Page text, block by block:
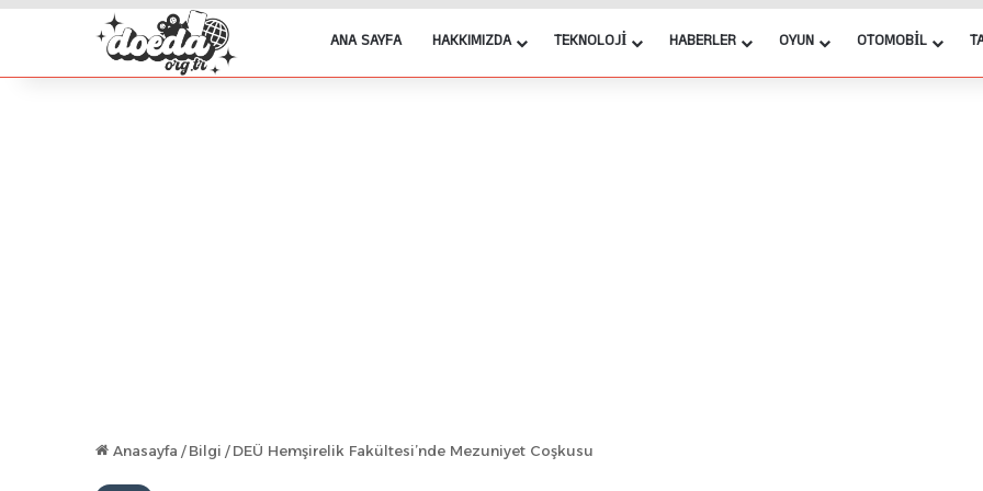
ANA SAYFA HAKKIMIZDA TEKNOLOJI HABERLER OYUN OTOMOBIL
Anasayfa / Bilgi / DEÜ Hemşirelik Fakültesi’nde Mezuniyet Coşkusu